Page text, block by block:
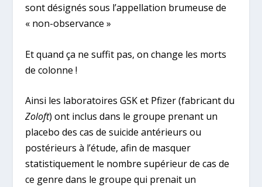
sont désignés sous l’appellation brumeuse de
« non-observance »
Et quand ça ne suffit pas, on change les morts
de colonne !
Ainsi les laboratoires GSK et Pfizer (fabricant du
Zoloft) ont inclus dans le groupe prenant un
placebo des cas de suicide antérieurs ou
postérieurs à l’étude, afin de masquer
statistiquement le nombre supérieur de cas de
ce genre dans le groupe qui prenait un